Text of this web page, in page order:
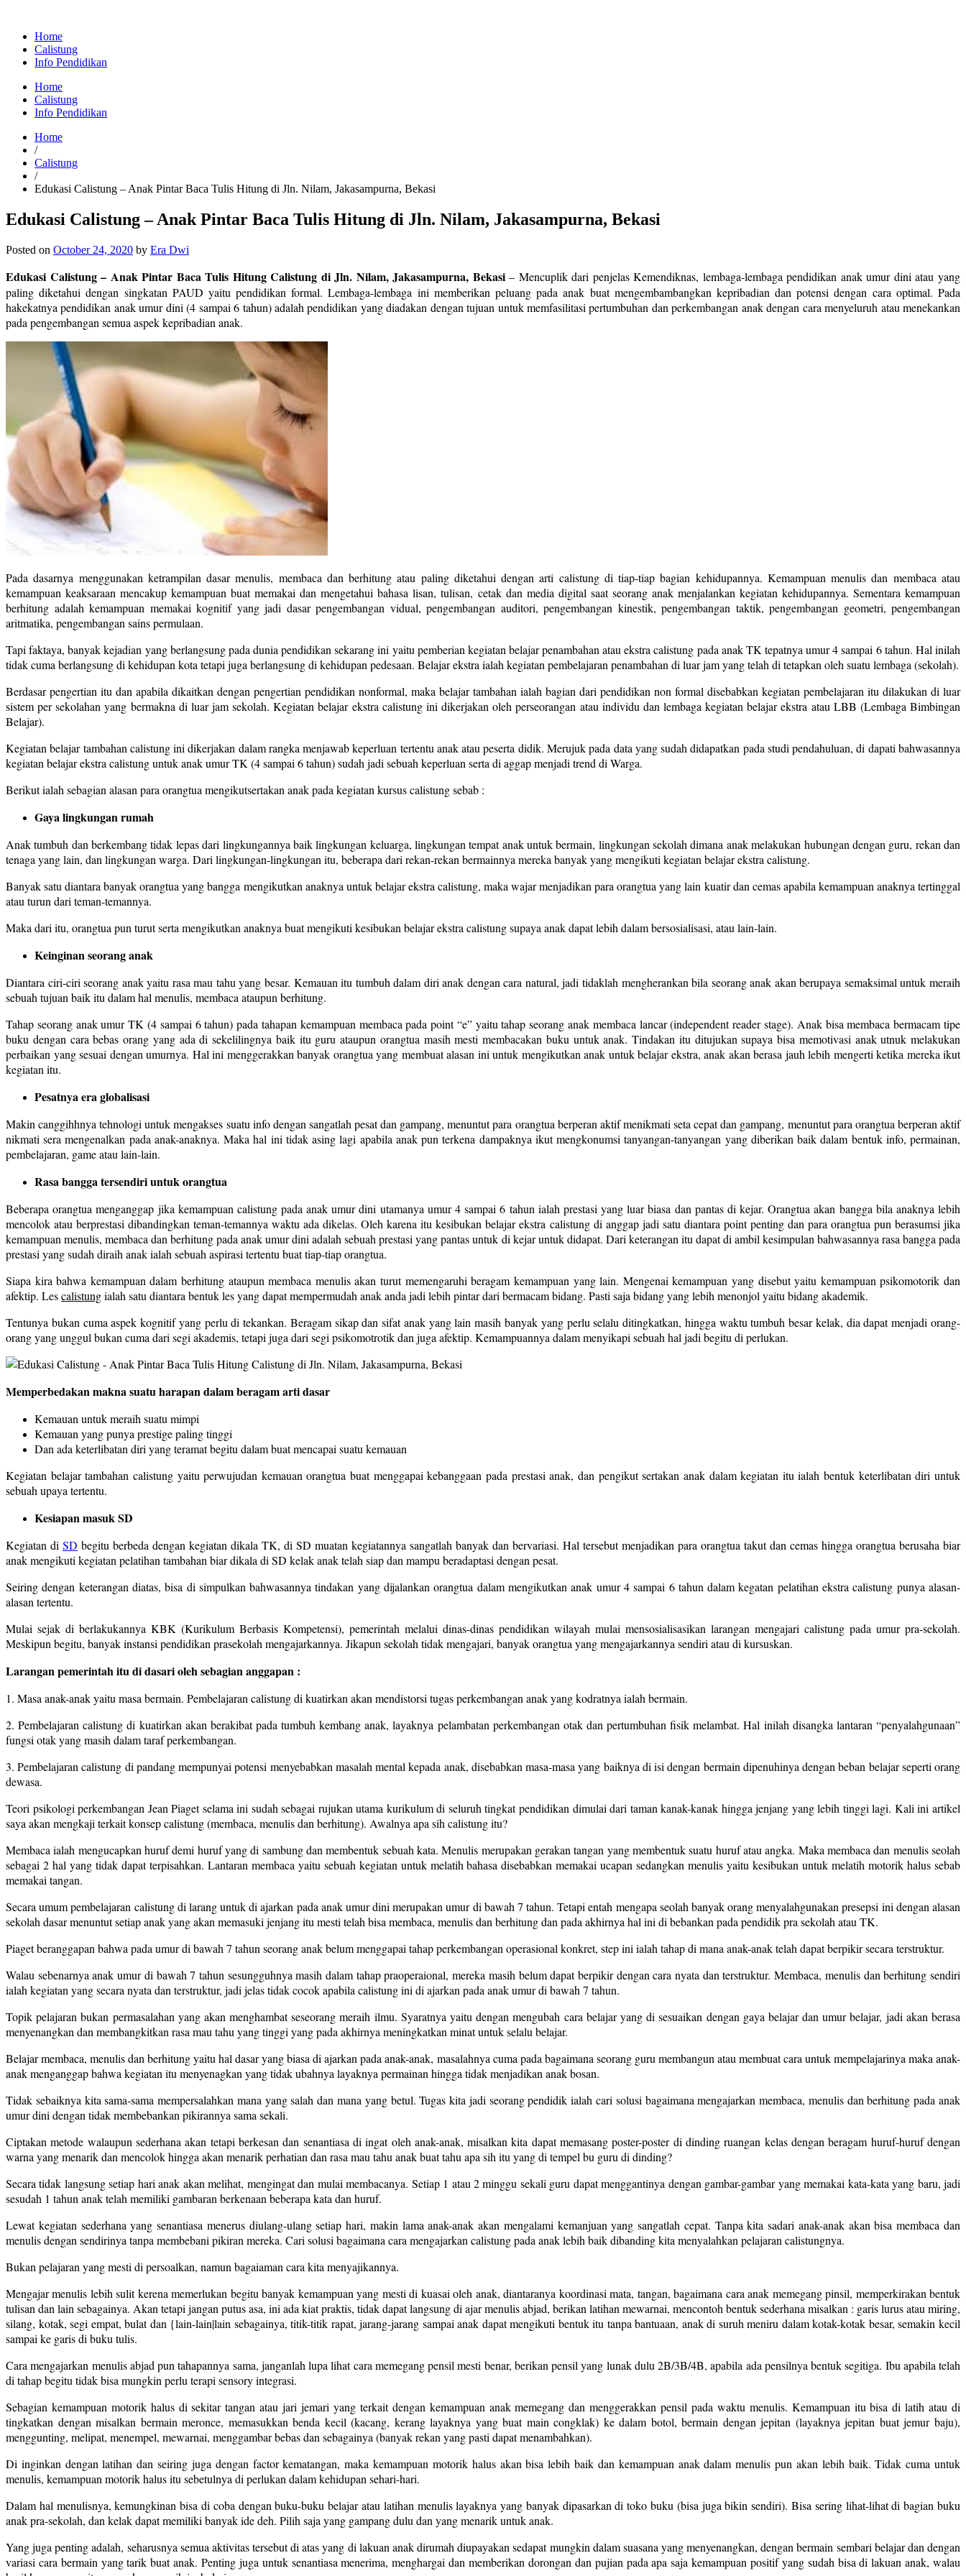
Home
Calistung
Info Pendidikan
Home
Calistung
Info Pendidikan
Home
/
Calistung
/
Edukasi Calistung – Anak Pintar Baca Tulis Hitung di Jln. Nilam, Jakasampurna, Bekasi
Edukasi Calistung – Anak Pintar Baca Tulis Hitung di Jln. Nilam, Jakasampurna, Bekasi
Posted on October 24, 2020 by Era Dwi
Edukasi Calistung – Anak Pintar Baca Tulis Hitung Calistung di Jln. Nilam, Jakasampurna, Bekasi– Mencuplik dari penjelas Kemendiknas, lembaga-lembaga pendidikan anak umur dini atau yang
paling diketahui dengan singkatan PAUD yaitu pendidikan formal. Lembaga-lembaga ini memberikan peluang pada anak buat mengembambangkan kepribadian dan potensi dengan cara optimal. Pada
hakekatnya pendidikan anak umur dini (4 sampai 6 tahun) adalah pendidikan yang diadakan dengan tujuan untuk memfasilitasi pertumbuhan dan perkembangan anak dengan cara menyeluruh atau menekankan
pada pengembangan semua aspek kepribadian anak.
Pada dasarnya menggunakan ketrampilan dasar menulis, membaca dan berhitung atau paling diketahui dengan arti calistung di tiap-tiap bagian kehidupannya. Kemampuan menulis dan membaca atau
kemampuan keaksaraan mencakup kemampuan buat memakai dan mengetahui bahasa lisan, tulisan, cetak dan media digital saat seorang anak menjalankan kegiatan kehidupannya. Sementara kemampuan
berhitung adalah kemampuan memakai kognitif yang jadi dasar pengembangan vidual, pengembangan auditori, pengembangan kinestik, pengembangan taktik, pengembangan geometri, pengembangan
aritmatika, pengembangan sains permulaan.
Tapi faktaya, banyak kejadian yang berlangsung pada dunia pendidikan sekarang ini yaitu pemberian kegiatan belajar penambahan atau ekstra calistung pada anak TK tepatnya umur 4 sampai 6 tahun. Hal inilah
tidak cuma berlangsung di kehidupan kota tetapi juga berlangsung di kehidupan pedesaan. Belajar ekstra ialah kegiatan pembelajaran penambahan di luar jam yang telah di tetapkan oleh suatu lembaga (sekolah).
Berdasar pengertian itu dan apabila dikaitkan dengan pengertian pendidikan nonformal, maka belajar tambahan ialah bagian dari pendidikan non formal disebabkan kegiatan pembelajaran itu dilakukan di luar
sistem per sekolahan yang bermakna di luar jam sekolah. Kegiatan belajar ekstra calistung ini dikerjakan oleh perseorangan atau individu dan lembaga kegiatan belajar ekstra atau LBB (Lembaga Bimbingan
Belajar).
Kegiatan belajar tambahan calistung ini dikerjakan dalam rangka menjawab keperluan tertentu anak atau peserta didik. Merujuk pada data yang sudah didapatkan pada studi pendahuluan, di dapati bahwasannya
kegiatan belajar ekstra calistung untuk anak umur TK (4 sampai 6 tahun) sudah jadi sebuah keperluan serta di aggap menjadi trend di Warga.
Berikut ialah sebagian alasan para orangtua mengikutsertakan anak pada kegiatan kursus calistung sebab :
Gaya lingkungan rumah
Anak tumbuh dan berkembang tidak lepas dari lingkungannya baik lingkungan keluarga, lingkungan tempat anak untuk bermain, lingkungan sekolah dimana anak melakukan hubungan dengan guru, rekan dan
tenaga yang lain, dan lingkungan warga. Dari lingkungan-lingkungan itu, beberapa dari rekan-rekan bermainnya mereka banyak yang mengikuti kegiatan belajar ekstra calistung.
Banyak satu diantara banyak orangtua yang bangga mengikutkan anaknya untuk belajar ekstra calistung, maka wajar menjadikan para orangtua yang lain kuatir dan cemas apabila kemampuan anaknya tertinggal
atau turun dari teman-temannya.
Maka dari itu, orangtua pun turut serta mengikutkan anaknya buat mengikuti kesibukan belajar ekstra calistung supaya anak dapat lebih dalam bersosialisasi, atau lain-lain.
Keinginan seorang anak
Diantara ciri-ciri seorang anak yaitu rasa mau tahu yang besar. Kemauan itu tumbuh dalam diri anak dengan cara natural, jadi tidaklah mengherankan bila seorang anak akan berupaya semaksimal untuk meraih
sebuah tujuan baik itu dalam hal menulis, membaca ataupun berhitung.
Tahap seorang anak umur TK (4 sampai 6 tahun) pada tahapan kemampuan membaca pada point “e” yaitu tahap seorang anak membaca lancar (independent reader stage). Anak bisa membaca bermacam tipe
buku dengan cara bebas orang yang ada di sekelilingnya baik itu guru ataupun orangtua masih mesti membacakan buku untuk anak. Tindakan itu ditujukan supaya bisa memotivasi anak utnuk melakukan
perbaikan yang sesuai dengan umurnya. Hal ini menggerakkan banyak orangtua yang membuat alasan ini untuk mengikutkan anak untuk belajar ekstra, anak akan berasa jauh lebih mengerti ketika mereka ikut
kegiatan itu.
Pesatnya era globalisasi
Makin canggihhnya tehnologi untuk mengakses suatu info dengan sangatlah pesat dan gampang, menuntut para orangtua berperan aktif menikmati seta cepat dan gampang, menuntut para orangtua berperan aktif
nikmati sera mengenalkan pada anak-anaknya. Maka hal ini tidak asing lagi apabila anak pun terkena dampaknya ikut mengkonumsi tanyangan-tanyangan yang diberikan baik dalam bentuk info, permainan,
pembelajaran, game atau lain-lain.
Rasa bangga tersendiri untuk orangtua
Beberapa orangtua menganggap jika kemampuan calistung pada anak umur dini utamanya umur 4 sampai 6 tahun ialah prestasi yang luar biasa dan pantas di kejar. Orangtua akan bangga bila anaknya lebih
mencolok atau berprestasi dibandingkan teman-temannya waktu ada dikelas. Oleh karena itu kesibukan belajar ekstra calistung di anggap jadi satu diantara point penting dan para orangtua pun berasumsi jika
kemampuan menulis, membaca dan berhitung pada anak umur dini adalah sebuah prestasi yang pantas untuk di kejar untuk didapat. Dari keterangan itu dapat di ambil kesimpulan bahwasannya rasa bangga pada
prestasi yang sudah diraih anak ialah sebuah aspirasi tertentu buat tiap-tiap orangtua.
Siapa kira bahwa kemampuan dalam berhitung ataupun membaca menulis akan turut memengaruhi beragam kemampuan yang lain. Mengenai kemampuan yang disebut yaitu kemampuan psikomotorik dan
afektip. Lescalistungialah satu diantara bentuk les yang dapat mempermudah anak anda jadi lebih pintar dari bermacam bidang. Pasti saja bidang yang lebih menonjol yaitu bidang akademik.
Tentunya bukan cuma aspek kognitif yang perlu di tekankan. Beragam sikap dan sifat anak yang lain masih banyak yang perlu selalu ditingkatkan, hingga waktu tumbuh besar kelak, dia dapat menjadi orang-
orang yang unggul bukan cuma dari segi akademis, tetapi juga dari segi psikomotrotik dan juga afektip. Kemampuannya dalam menyikapi sebuah hal jadi begitu di perlukan.
Memperbedakan makna suatu harapan dalam beragam arti dasar
Kemauan untuk meraih suatu mimpi
Kemauan yang punya prestige paling tinggi
Dan ada keterlibatan diri yang teramat begitu dalam buat mencapai suatu kemauan
Kegiatan belajar tambahan calistung yaitu perwujudan kemauan orangtua buat menggapai kebanggaan pada prestasi anak, dan pengikut sertakan anak dalam kegiatan itu ialah bentuk keterlibatan diri untuk
sebuah upaya tertentu.
Kesiapan masuk SD
Kegiatan di SD begitu berbeda dengan kegiatan dikala TK, di SD muatan kegiatannya sangatlah banyak dan bervariasi. Hal tersebut menjadikan para orangtua takut dan cemas hingga orangtua berusaha biar
anak mengikuti kegiatan pelatihan tambahan biar dikala di SD kelak anak telah siap dan mampu beradaptasi dengan pesat.
Seiring dengan keterangan diatas, bisa di simpulkan bahwasannya tindakan yang dijalankan orangtua dalam mengikutkan anak umur 4 sampai 6 tahun dalam kegatan pelatihan ekstra calistung punya alasan-
alasan tertentu.
Mulai sejak di berlakukannya KBK (Kurikulum Berbasis Kompetensi), pemerintah melalui dinas-dinas pendidikan wilayah mulai mensosialisasikan larangan mengajari calistung pada umur pra-sekolah.
Meskipun begitu, banyak instansi pendidikan prasekolah mengajarkannya. Jikapun sekolah tidak mengajari, banyak orangtua yang mengajarkannya sendiri atau di kursuskan.
Larangan pemerintah itu di dasari oleh sebagian anggapan :
1. Masa anak-anak yaitu masa bermain. Pembelajaran calistung di kuatirkan akan mendistorsi tugas perkembangan anak yang kodratnya ialah bermain.
2. Pembelajaran calistung di kuatirkan akan berakibat pada tumbuh kembang anak, layaknya pelambatan perkembangan otak dan pertumbuhan fisik melambat. Hal inilah disangka lantaran “penyalahgunaan”
fungsi otak yang masih dalam taraf perkembangan.
3. Pembelajaran calistung di pandang mempunyai potensi menyebabkan masalah mental kepada anak, disebabkan masa-masa yang baiknya di isi dengan bermain dipenuhinya dengan beban belajar seperti orang
dewasa.
Teori psikologi perkembangan Jean Piaget selama ini sudah sebagai rujukan utama kurikulum di seluruh tingkat pendidikan dimulai dari taman kanak-kanak hingga jenjang yang lebih tinggi lagi. Kali ini artikel
saya akan mengkaji terkait konsep calistung (membaca, menulis dan berhitung). Awalnya apa sih calistung itu?
Membaca ialah mengucapkan huruf demi huruf yang di sambung dan membentuk sebuah kata. Menulis merupakan gerakan tangan yang membentuk suatu huruf atau angka. Maka membaca dan menulis seolah
sebagai 2 hal yang tidak dapat terpisahkan. Lantaran membaca yaitu sebuah kegiatan untuk melatih bahasa disebabkan memakai ucapan sedangkan menulis yaitu kesibukan untuk melatih motorik halus sebab
memakai tangan.
Secara umum pembelajaran calistung di larang untuk di ajarkan pada anak umur dini merupakan umur di bawah 7 tahun. Tetapi entah mengapa seolah banyak orang menyalahgunakan presepsi ini dengan alasan
sekolah dasar menuntut setiap anak yang akan memasuki jenjang itu mesti telah bisa membaca, menulis dan berhitung dan pada akhirnya hal ini di bebankan pada pendidik pra sekolah atau TK.
Piaget beranggapan bahwa pada umur di bawah 7 tahun seorang anak belum menggapai tahap perkembangan operasional konkret, step ini ialah tahap di mana anak-anak telah dapat berpikir secara terstruktur.
Walau sebenarnya anak umur di bawah 7 tahun sesungguhnya masih dalam tahap praoperaional, mereka masih belum dapat berpikir dengan cara nyata dan terstruktur. Membaca, menulis dan berhitung sendiri
ialah kegiatan yang secara nyata dan terstruktur, jadi jelas tidak cocok apabila calistung ini di ajarkan pada anak umur di bawah 7 tahun.
Topik pelajaran bukan permasalahan yang akan menghambat seseorang meraih ilmu. Syaratnya yaitu dengan mengubah cara belajar yang di sesuaikan dengan gaya belajar dan umur belajar, jadi akan berasa
menyenangkan dan membangkitkan rasa mau tahu yang tinggi yang pada akhirnya meningkatkan minat untuk selalu belajar.
Belajar membaca, menulis dan berhitung yaitu hal dasar yang biasa di ajarkan pada anak-anak, masalahnya cuma pada bagaimana seorang guru membangun atau membuat cara untuk mempelajarinya maka anak-
anak menganggap bahwa kegiatan itu menyenagkan yang tidak ubahnya layaknya permainan hingga tidak menjadikan anak bosan.
Tidak sebaiknya kita sama-sama mempersalahkan mana yang salah dan mana yang betul. Tugas kita jadi seorang pendidik ialah cari solusi bagaimana mengajarkan membaca, menulis dan berhitung pada anak
umur dini dengan tidak membebankan pikirannya sama sekali.
Ciptakan metode walaupun sederhana akan tetapi berkesan dan senantiasa di ingat oleh anak-anak, misalkan kita dapat memasang poster-poster di dinding ruangan kelas dengan beragam huruf-huruf dengan
warna yang menarik dan mencolok hingga akan menarik perhatian dan rasa mau tahu anak buat tahu apa sih itu yang di tempel bu guru di dinding?
Secara tidak langsung setiap hari anak akan melihat, mengingat dan mulai membacanya. Setiap 1 atau 2 minggu sekali guru dapat menggantinya dengan gambar-gambar yang memakai kata-kata yang baru, jadi
sesudah 1 tahun anak telah memiliki gambaran berkenaan beberapa kata dan huruf.
Lewat kegiatan sederhana yang senantiasa menerus diulang-ulang setiap hari, makin lama anak-anak akan mengalami kemanjuan yang sangatlah cepat. Tanpa kita sadari anak-anak akan bisa membaca dan
menulis dengan sendirinya tanpa membebani pikiran mereka. Cari solusi bagaimana cara mengajarkan calistung pada anak lebih baik dibanding kita menyalahkan pelajaran calistungnya.
Bukan pelajaran yang mesti di persoalkan, namun bagaiaman cara kita menyajikannya.
Mengajar menulis lebih sulit kerena memerlukan begitu banyak kemampuan yang mesti di kuasai oleh anak, diantaranya koordinasi mata, tangan, bagaimana cara anak memegang pinsil, memperkirakan bentuk
tulisan dan lain sebagainya. Akan tetapi jangan putus asa, ini ada kiat praktis, tidak dapat langsung di ajar menulis abjad, berikan latihan mewarnai, mencontoh bentuk sederhana misalkan : garis lurus atau miring,
silang, kotak, segi empat, bulat dan {lain-lain|lain sebagainya, titik-titik rapat, jarang-jarang sampai anak dapat mengikuti bentuk itu tanpa bantuaan, anak di suruh meniru dalam kotak-kotak besar, semakin kecil
sampai ke garis di buku tulis.
Cara mengajarkan menulis abjad pun tahapannya sama, janganlah lupa lihat cara memegang pensil mesti benar, berikan pensil yang lunak dulu 2B/3B/4B, apabila ada pensilnya bentuk segitiga. Ibu apabila telah
di tahap begitu tidak bisa mungkin perlu terapi sensory integrasi.
Sebagian kemampuan motorik halus di sekitar tangan atau jari jemari yang terkait dengan kemampuan anak memegang dan menggerakkan pensil pada waktu menulis. Kemampuan itu bisa di latih atau di
tingkatkan dengan misalkan bermain meronce, memasukkan benda kecil (kacang, kerang layaknya yang buat main congklak) ke dalam botol, bermain dengan jepitan (layaknya jepitan buat jemur baju),
menggunting, melipat, menempel, mewarnai, menggambar bebas dan sebagainya (banyak rekan yang pasti dapat menambahkan).
Di inginkan dengan latihan dan seiring juga dengan factor kematangan, maka kemampuan motorik halus akan bisa lebih baik dan kemampuan anak dalam menulis pun akan lebih baik. Tidak cuma untuk
menulis, kemampuan motorik halus itu sebetulnya di perlukan dalam kehidupan sehari-hari.
Dalam hal menulisnya, kemungkinan bisa di coba dengan buku-buku belajar atau latihan menulis layaknya yang banyak dipasarkan di toko buku (bisa juga bikin sendiri). Bisa sering lihat-lihat di bagian buku
anak pra-sekolah, dan kelak dapat memiliki banyak ide deh. Pilih saja yang gampang dulu dan yang menarik untuk anak.
Yang juga penting adalah, seharusnya semua aktivitas tersebut di atas yang di lakuan anak dirumah diupayakan sedapat mungkin dalam suasana yang menyenangkan, dengan bermain sembari belajar dan dengan
variasi cara bermain yang tarik buat anak. Penting juga untuk senantiasa menerima, menghargai dan memberikan dorongan dan pujian pada apa saja kemampuan positif yang sudah bisa di lakuan anak, walau